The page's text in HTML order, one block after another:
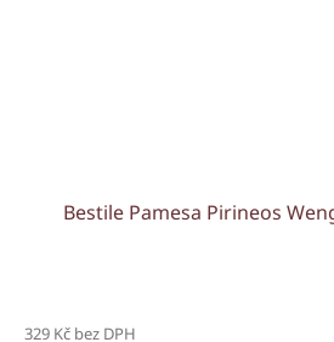
Bestile Pamesa Pirineos
329 Kč bez DPH